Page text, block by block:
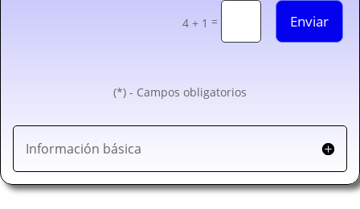
4 + 1 = Enviar
(*) - Campos obligatorios
Información básica